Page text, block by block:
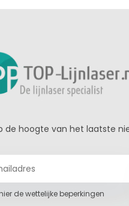
de hoogte van het laatste
de wettelijke beperkingen